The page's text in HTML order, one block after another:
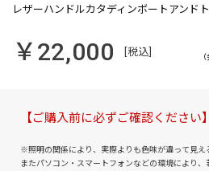
￥22,000 [税込]
【ご購入前に必ずご確認ください】
※照明の関係により、実際よりも色味が違って見え
またパソコン・スマートフォンなどの環境により